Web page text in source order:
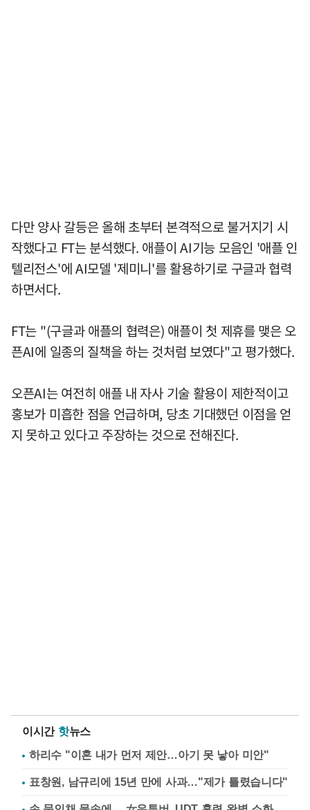
다만 양사 갈등은 올해 초부터 본격적으로 불거지기 시
작했다고 FT는 분석했다. 애플이 AI기능 모음인 '애플 인
텔리전스'에 AI모델 '제미니'를 활용하기로 구글과 협력
하면서다.
FT는 "(구글과 애플의 협력은) 애플이 첫 제휴를 맺은 오
픈AI에 일종의 질책을 하는 것처럼 보였다"고 평가했다.
오픈AI는 여전히 애플 내 자사 기술 활용이 제한적이고
홍보가 미흡한 점을 언급하며, 당초 기대했던 이점을 얻
지 못하고 있다고 주장하는 것으로 전해진다.
이시간 핫뉴스
하리수 "이혼 내가 먼저 제안…아기 못 낳아 미안"
표창원, 남규리에 15년 만에 사과…"제가 틀렸습니다"